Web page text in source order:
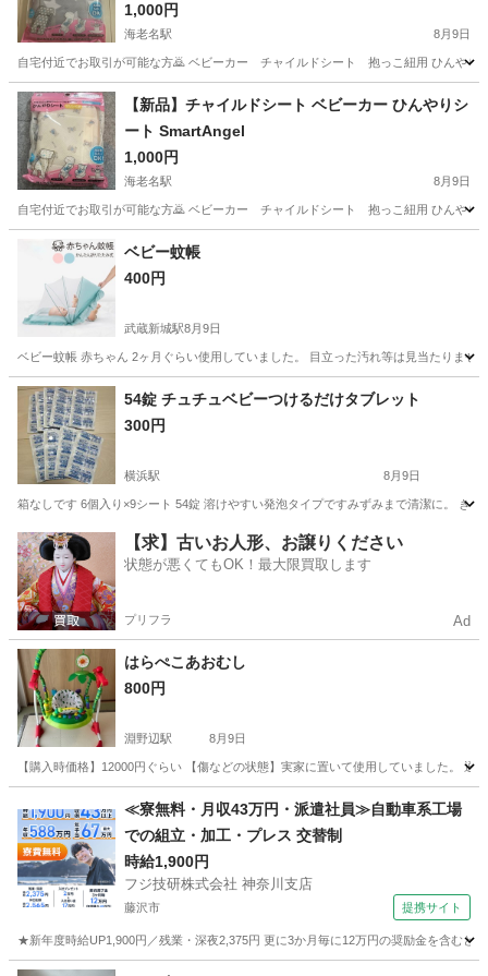
1,000円
海老名駅 8月9日
自宅付近でお取引が可能な方🙇 ベビーカー チャイルドシート 抱っこ紐用 ひんやり
神奈川 海老名市 海老名駅 キッズ用品 ベビーカー
【新品】チャイルドシート ベビーカー ひんやりシ
ート SmartAngel
1,000円
海老名駅 8月9日
自宅付近でお取引が可能な方🙇 ベビーカー チャイルドシート 抱っこ紐用 ひんやり
神奈川 海老名市 海老名駅
ベビー蚊帳
400円
武蔵新城駅8月9日
ベビー蚊帳 赤ちゃん 2ヶ月ぐらい使用していました。 目立った汚れ等は見当たりま
神奈川 川崎市 武蔵新城駅 ベビー用品 蚊帳
54錠 チュチュベビーつけるだけタブレット
300円
横浜駅 8月9日
箱なしです 6個入り×9シート 54錠 溶けやすい発泡タイプですみずみまで清潔に。 き
神奈川 横浜駅 ベビー用品 タブレット
【求】古いお人形、お譲りください
状態が悪くてもOK！最大限買取します
プリフラ Ad
はらぺこあおむし
800円
淵野辺駅 8月9日
【購入時価格】12000円ぐらい 【傷などの状態】実家に置いて使用していました。
淵野辺駅 ベビー用品
≪寮無料・月収43万円・派遣社員≫自動車系工場
での組立・加工・プレス 交替制
時給1,900円
フジ技研株式会社 神奈川支店
藤沢市 提携サイト
★新年度時給UP1,900円／残業・深夜2,375円 更に3か月毎に12万円の奨励金を含む